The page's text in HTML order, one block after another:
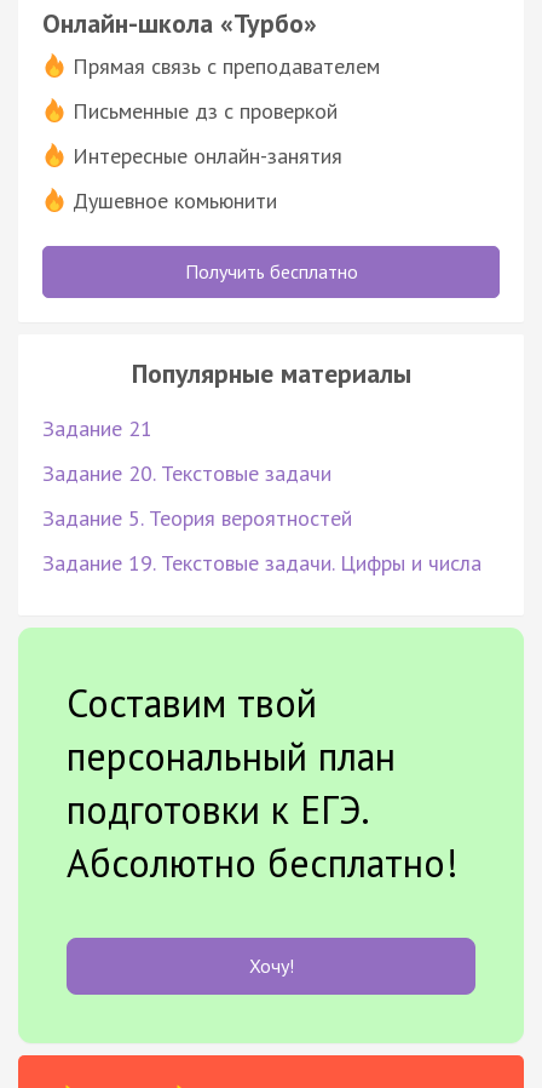
Онлайн-школа «Турбо»
Прямая связь с преподавателем
Письменные дз с проверкой
Интересные онлайн-занятия
Душевное комьюнити
Получить бесплатно
Популярные материалы
Задание 21
Задание 20. Текстовые задачи
Задание 5. Теория вероятностей
Задание 19. Текстовые задачи. Цифры и числа
Составим твой
персональный план
подготовки к ЕГЭ.
Абсолютно бесплатно!
Хочу!